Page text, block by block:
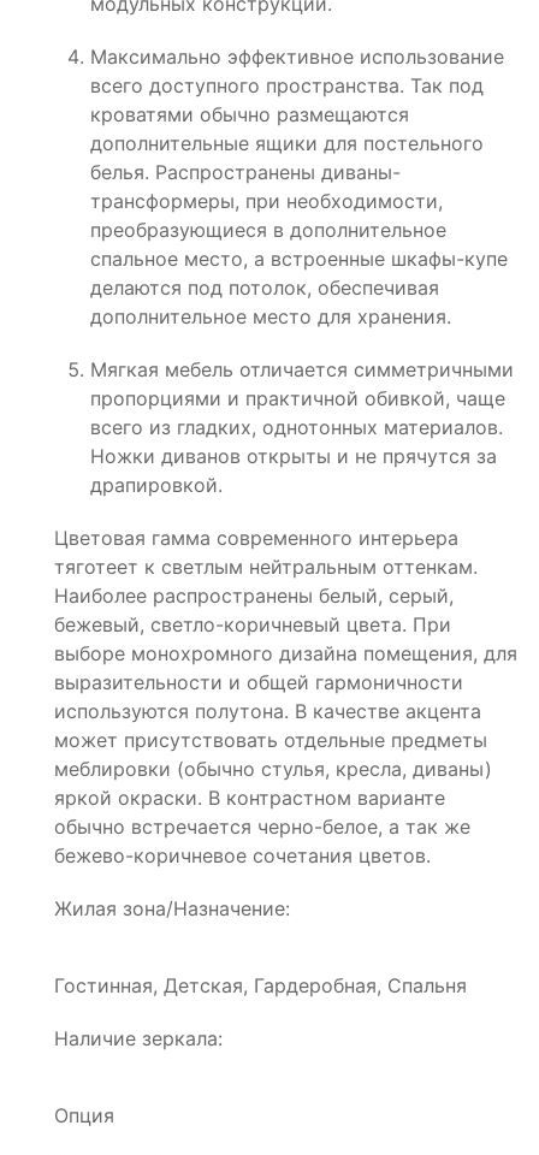
Максимально эффективное использование
всего доступного пространства. Так под
кроватями обычно размещаются
дополнительные ящики для постельного
белья. Распространены диваны-
трансформеры, при необходимости,
преобразующиеся в дополнительное
спальное место, а встроенные шкафы-купе
делаются под потолок, обеспечивая
дополнительное место для хранения.
Мягкая мебель отличается симметричными
пропорциями и практичной обивкой, чаще
всего из гладких, однотонных материалов.
Ножки диванов открыты и не прячутся за
драпировкой.
Цветовая гамма современного интерьера
тяготеет к светлым нейтральным оттенкам.
Наиболее распространены белый, серый,
бежевый, светло-коричневый цвета. При
выборе монохромного дизайна помещения, для
выразительности и общей гармоничности
используются полутона. В качестве акцента
может присутствовать отдельные предметы
меблировки (обычно стулья, кресла, диваны)
яркой окраски. В контрастном варианте
обычно встречается черно-белое, а так же
бежево-коричневое сочетания цветов.
Жилая зона/Назначение:
Гостинная, Детская, Гардеробная, Спальня
Наличие зеркала:
Опция